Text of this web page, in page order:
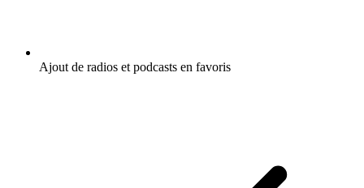
Ajout de radios et podcasts en favoris